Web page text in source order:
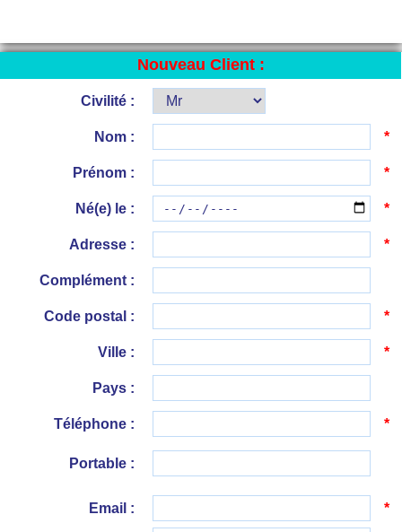
Nouveau Client :
Civilité :
Nom : *
Prénom : *
Né(e) le : *
Adresse : *
Complément :
Code postal : *
Ville : *
Pays :
Téléphone : *
Portable :
Email : *